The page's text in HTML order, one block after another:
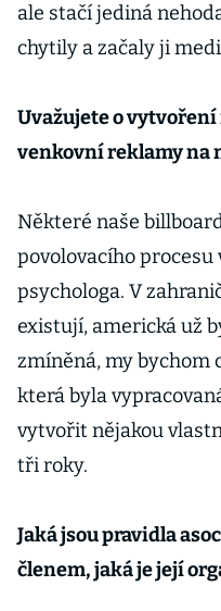
ale stačí jediná
chytily a začaly ji
Uvažujete o
venkovní reklamy na
Některé naše
povolovacího
psychologa. V
existují, americká už
zmíněná, my bychom
která byla
vytvořit nějakou
tři roky.
Jaká jsou pravidla
členem, jaká je její